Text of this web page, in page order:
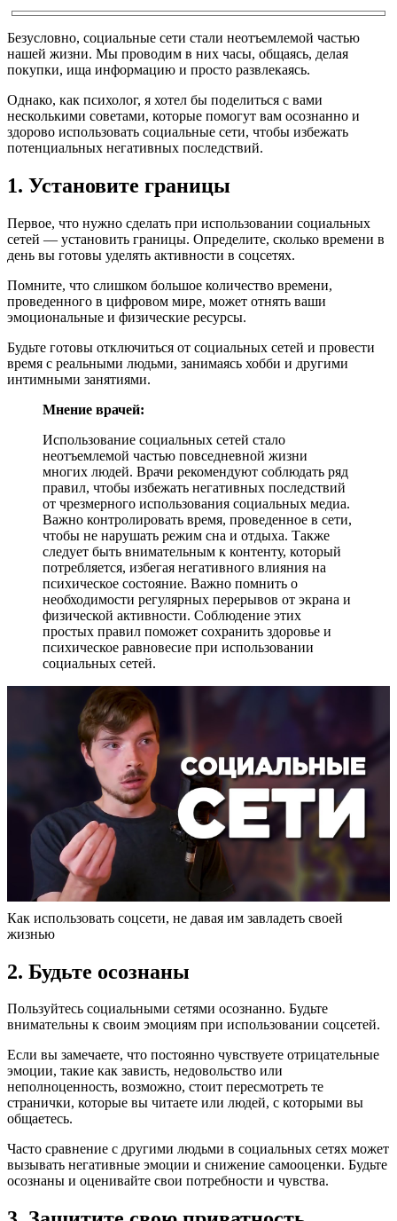
Безусловно, социальные сети стали неотъемлемой частью
нашей жизни. Мы проводим в них часы, общаясь, делая
покупки, ища информацию и просто развлекаясь.
Однако, как психолог, я хотел бы поделиться с вами
несколькими советами, которые помогут вам осознанно и
здорово использовать социальные сети, чтобы избежать
потенциальных негативных последствий.
1. Установите границы
Первое, что нужно сделать при использовании социальных
сетей — установить границы. Определите, сколько времени в
день вы готовы уделять активности в соцсетях.
Помните, что слишком большое количество времени,
проведенного в цифровом мире, может отнять ваши
эмоциональные и физические ресурсы.
Будьте готовы отключиться от социальных сетей и провести
время с реальными людьми, занимаясь хобби и другими
интимными занятиями.
Мнение врачей:
Использование социальных сетей стало
неотъемлемой частью повседневной жизни
многих людей. Врачи рекомендуют соблюдать ряд
правил, чтобы избежать негативных последствий
от чрезмерного использования социальных медиа.
Важно контролировать время, проведенное в сети,
чтобы не нарушать режим сна и отдыха. Также
следует быть внимательным к контенту, который
потребляется, избегая негативного влияния на
психическое состояние. Важно помнить о
необходимости регулярных перерывов от экрана и
физической активности. Соблюдение этих
простых правил поможет сохранить здоровье и
психическое равновесие при использовании
социальных сетей.
Как использовать соцсети, не давая им завладеть своей
жизнью
2. Будьте осознаны
Пользуйтесь социальными сетями осознанно. Будьте
внимательны к своим эмоциям при использовании соцсетей.
Если вы замечаете, что постоянно чувствуете отрицательные
эмоции, такие как зависть, недовольство или
неполноценность, возможно, стоит пересмотреть те
странички, которые вы читаете или людей, с которыми вы
общаетесь.
Часто сравнение с другими людьми в социальных сетях может
вызывать негативные эмоции и снижение самооценки. Будьте
осознаны и оценивайте свои потребности и чувства.